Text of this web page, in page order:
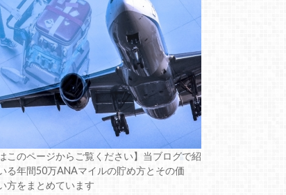
このページからご覧ください】当ブログで紹
る年間50万ANAマイルの貯め方とその価
方をまとめています